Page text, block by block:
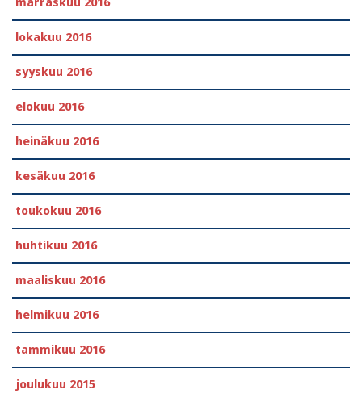
lokakuu 2016
syyskuu 2016
elokuu 2016
heinäkuu 2016
kesäkuu 2016
toukokuu 2016
huhtikuu 2016
maaliskuu 2016
helmikuu 2016
tammikuu 2016
joulukuu 2015